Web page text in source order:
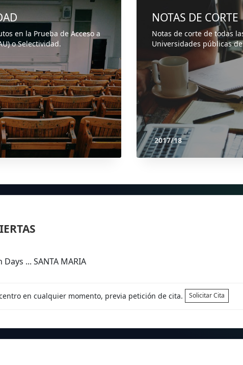
en la Prueba de Acceso a
o Selectividad.
NOTAS DE CORTE
Notas de corte de todas
Universidades públicas
2017/18
... SANTA MARIA
en cualquier momento, previa petición de cita. Solicitar Cita